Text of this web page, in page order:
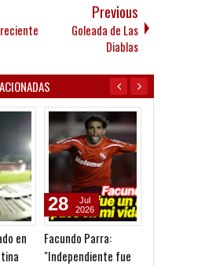
Previous
Goleada de Las
Diablas
en
Facundo Parra:
"Independiente fue
28
Jul
2026